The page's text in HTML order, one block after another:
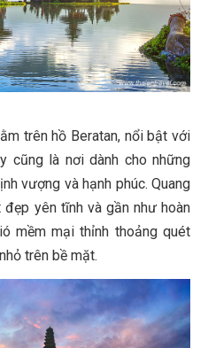
trên hồ Beratan, nổi bật với
cũng là nơi dành cho những
vượng và hạnh phúc. Quang
yên tĩnh và gần như hoàn
mềm mại thỉnh thoảng quét
trên bề mặt.